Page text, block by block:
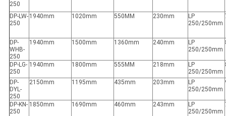
250
DP-LW-
250
1940mm 1020mm 550MM 230mm
LP
250/250mm
DP-
WHB-
250
1940mm 1500mm 1360mm 240mm
LP
250/250mm
DP-LG-
250
1940mm 1800mm 555MM 218mm
LP
250/250mm
DP-
DYL-
250
2150mm 1195mm 435mm 203mm
LP
250/250mm
DP-KN-
250
1850mm 1690mm 460mm 243mm
LP
250/250mm